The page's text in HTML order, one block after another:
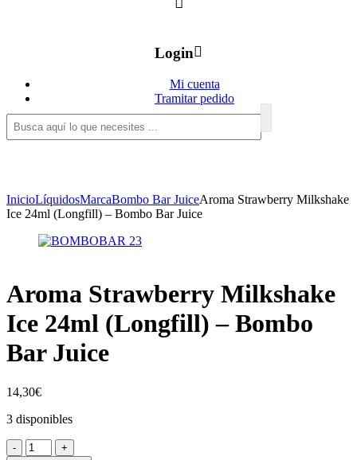
Login
Mi cuenta
Tramitar pedido
InicioLíquidosMarcaBombo Bar JuiceAroma Strawberry Milkshake
Ice 24ml (Longfill) – Bombo Bar Juice
Aroma Strawberry Milkshake
Ice 24ml (Longfill) – Bombo
Bar Juice
14,30€
3 disponibles
-
Aroma +